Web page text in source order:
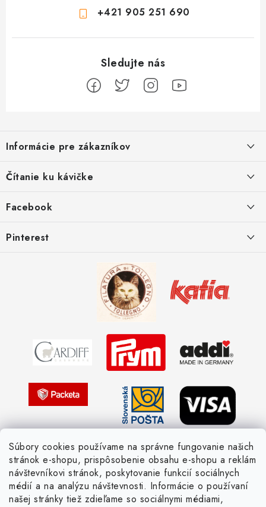
Súbory cookies používame na správne fungovanie našich
stránok e-shopu, prispôsobenie obsahu e-shopu a reklám
návštevníkovi stránok, poskytovanie funkcií sociálnych
médií a na analýzu návštevnosti. Informácie o používaní
našej stránky tiež zdieľame so sociálnymi médiami,
+421 905 251 690
p
ä
Informácie pre zákazníkov
Ako sa registrovať
Kedy objednáme nový tovar
Žiadosť dotknutej osoby
Čítanie ku kávičke
Ako sa orientovať v hrúbke priadzí
Pletený slovník anglicky-česky
Pletený slovník česky-anglicky
Facebook
Pinterest